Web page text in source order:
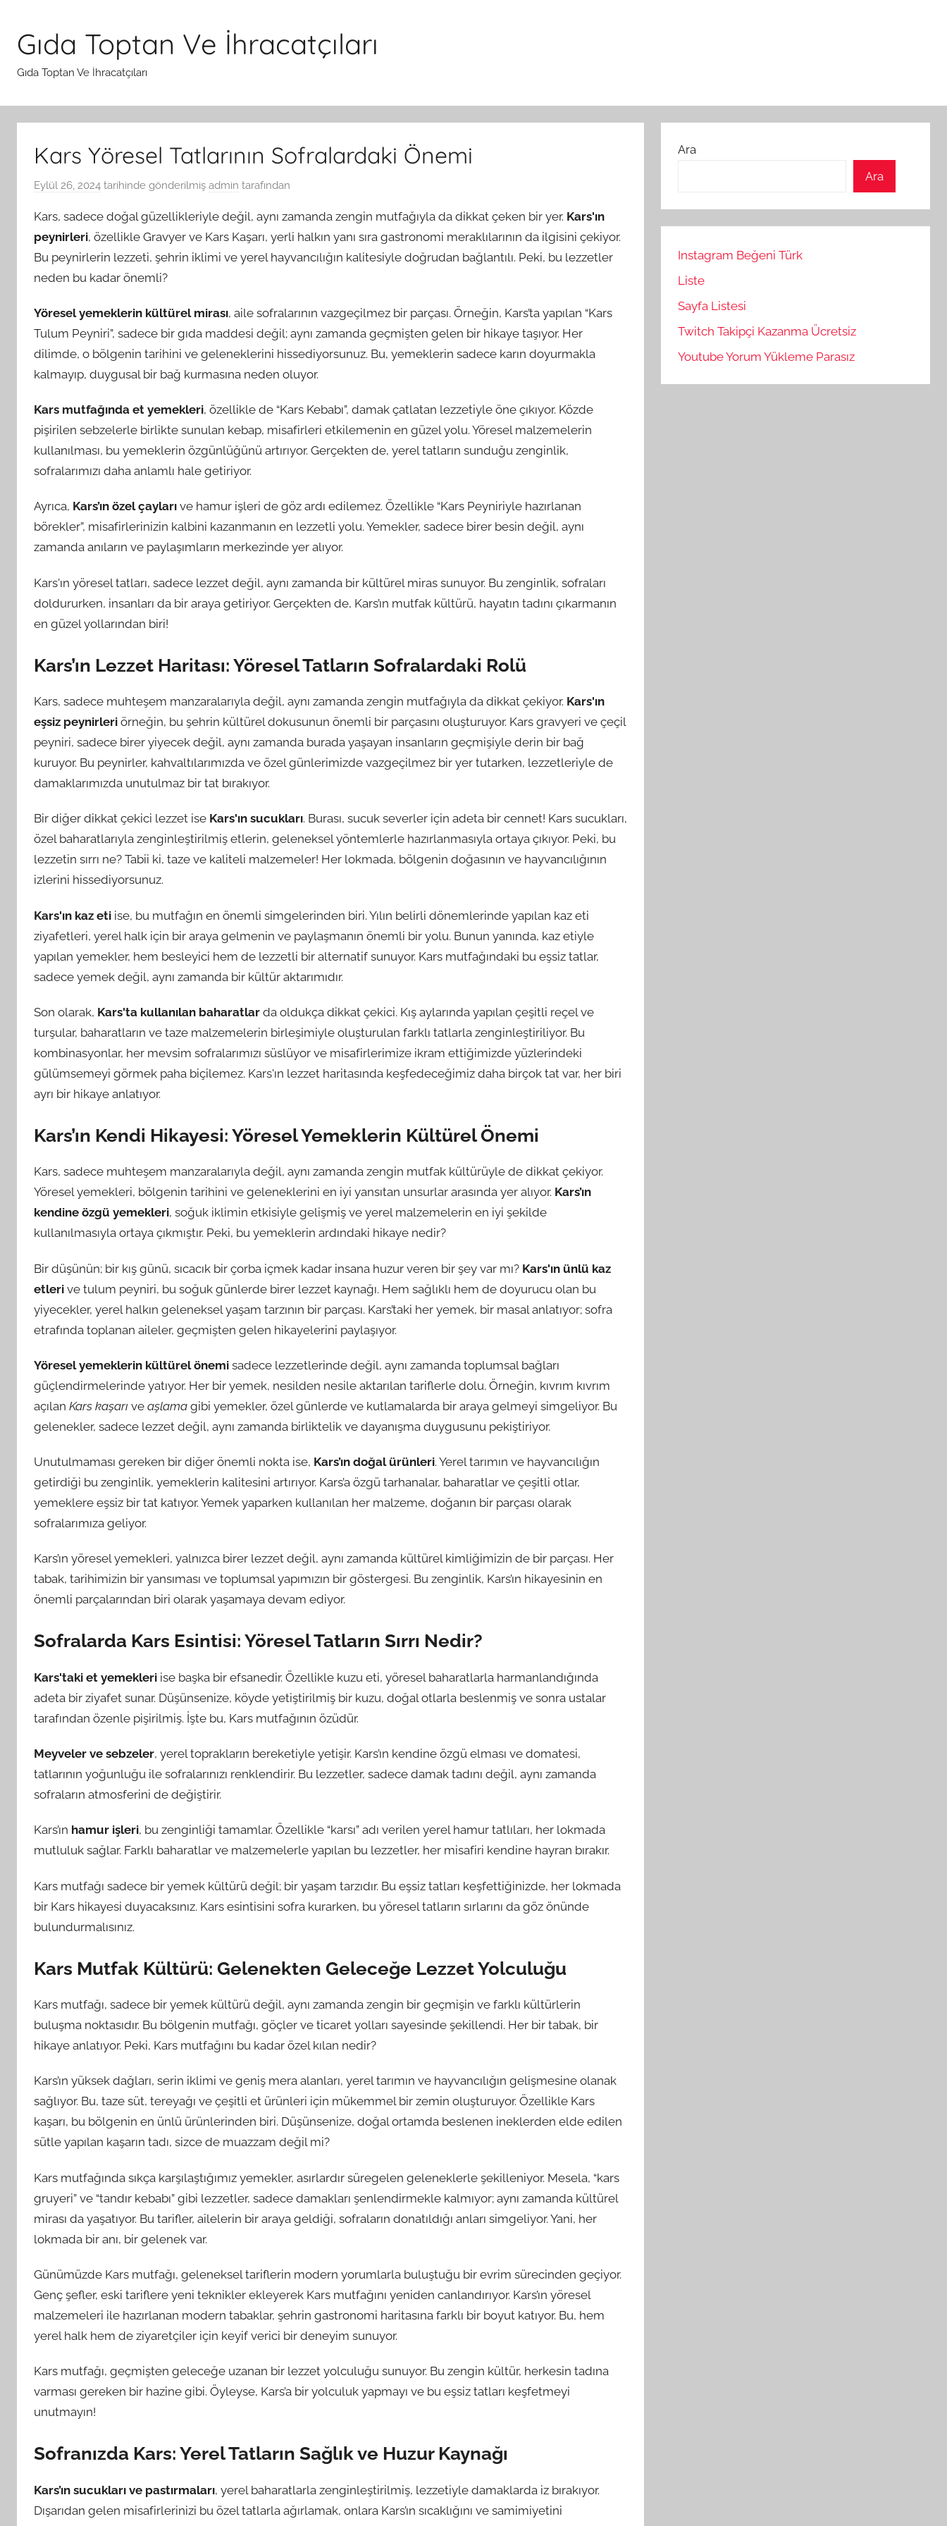
Gıda Toptan Ve İhracatçıları
Gıda Toptan Ve İhracatçıları
Kars Yöresel Tatlarının Sofralardaki Önemi
Eylül 26, 2024 tarihinde gönderilmiş admin tarafından
Kars, sadece doğal güzellikleriyle değil, aynı zamanda zengin mutfağıyla da dikkat çeken bir yer. Kars'ın
peynirleri, özellikle Gravyer ve Kars Kaşarı, yerli halkın yanı sıra gastronomi meraklılarının da ilgisini çekiyor.
Bu peynirlerin lezzeti, şehrin iklimi ve yerel hayvancılığın kalitesiyle doğrudan bağlantılı. Peki, bu lezzetler
neden bu kadar önemli?
Yöresel yemeklerin kültürel mirası, aile sofralarının vazgeçilmez bir parçası. Örneğin, Kars’ta yapılan “Kars
Tulum Peyniri”, sadece bir gıda maddesi değil; aynı zamanda geçmişten gelen bir hikaye taşıyor. Her
dilimde, o bölgenin tarihini ve geleneklerini hissediyorsunuz. Bu, yemeklerin sadece karın doyurmakla
kalmayıp, duygusal bir bağ kurmasına neden oluyor.
Kars mutfağında et yemekleri, özellikle de “Kars Kebabı”, damak çatlatan lezzetiyle öne çıkıyor. Közde
pişirilen sebzelerle birlikte sunulan kebap, misafirleri etkilemenin en güzel yolu. Yöresel malzemelerin
kullanılması, bu yemeklerin özgünlüğünü artırıyor. Gerçekten de, yerel tatların sunduğu zenginlik,
sofralarımızı daha anlamlı hale getiriyor.
Ayrıca, Kars’ın özel çayları ve hamur işleri de göz ardı edilemez. Özellikle “Kars Peyniriyle hazırlanan
börekler”, misafirlerinizin kalbini kazanmanın en lezzetli yolu. Yemekler, sadece birer besin değil, aynı
zamanda anıların ve paylaşımların merkezinde yer alıyor.
Kars'ın yöresel tatları, sadece lezzet değil, aynı zamanda bir kültürel miras sunuyor. Bu zenginlik, sofraları
doldururken, insanları da bir araya getiriyor. Gerçekten de, Kars’ın mutfak kültürü, hayatın tadını çıkarmanın
en güzel yollarından biri!
Kars’ın Lezzet Haritası: Yöresel Tatların Sofralardaki Rolü
Kars, sadece muhteşem manzaralarıyla değil, aynı zamanda zengin mutfağıyla da dikkat çekiyor. Kars'ın
eşsiz peynirleri örneğin, bu şehrin kültürel dokusunun önemli bir parçasını oluşturuyor. Kars gravyeri ve çeçil
peyniri, sadece birer yiyecek değil, aynı zamanda burada yaşayan insanların geçmişiyle derin bir bağ
kuruyor. Bu peynirler, kahvaltılarımızda ve özel günlerimizde vazgeçilmez bir yer tutarken, lezzetleriyle de
damaklarımızda unutulmaz bir tat bırakıyor.
Bir diğer dikkat çekici lezzet ise Kars'ın sucukları. Burası, sucuk severler için adeta bir cennet! Kars sucukları,
özel baharatlarıyla zenginleştirilmiş etlerin, geleneksel yöntemlerle hazırlanmasıyla ortaya çıkıyor. Peki, bu
lezzetin sırrı ne? Tabii ki, taze ve kaliteli malzemeler! Her lokmada, bölgenin doğasının ve hayvancılığının
izlerini hissediyorsunuz.
Kars'ın kaz eti ise, bu mutfağın en önemli simgelerinden biri. Yılın belirli dönemlerinde yapılan kaz eti
ziyafetleri, yerel halk için bir araya gelmenin ve paylaşmanın önemli bir yolu. Bunun yanında, kaz etiyle
yapılan yemekler, hem besleyici hem de lezzetli bir alternatif sunuyor. Kars mutfağındaki bu eşsiz tatlar,
sadece yemek değil, aynı zamanda bir kültür aktarımıdır.
Son olarak, Kars'ta kullanılan baharatlar da oldukça dikkat çekici. Kış aylarında yapılan çeşitli reçel ve
turşular, baharatların ve taze malzemelerin birleşimiyle oluşturulan farklı tatlarla zenginleştiriliyor. Bu
kombinasyonlar, her mevsim sofralarımızı süslüyor ve misafirlerimize ikram ettiğimizde yüzlerindeki
gülümsemeyi görmek paha biçilemez. Kars'ın lezzet haritasında keşfedeceğimiz daha birçok tat var, her biri
ayrı bir hikaye anlatıyor.
Kars’ın Kendi Hikayesi: Yöresel Yemeklerin Kültürel Önemi
Kars, sadece muhteşem manzaralarıyla değil, aynı zamanda zengin mutfak kültürüyle de dikkat çekiyor.
Yöresel yemekleri, bölgenin tarihini ve geleneklerini en iyi yansıtan unsurlar arasında yer alıyor. Kars’ın
kendine özgü yemekleri, soğuk iklimin etkisiyle gelişmiş ve yerel malzemelerin en iyi şekilde
kullanılmasıyla ortaya çıkmıştır. Peki, bu yemeklerin ardındaki hikaye nedir?
Bir düşünün; bir kış günü, sıcacık bir çorba içmek kadar insana huzur veren bir şey var mı? Kars'ın ünlü kaz
etleri ve tulum peyniri, bu soğuk günlerde birer lezzet kaynağı. Hem sağlıklı hem de doyurucu olan bu
yiyecekler, yerel halkın geleneksel yaşam tarzının bir parçası. Kars’taki her yemek, bir masal anlatıyor; sofra
etrafında toplanan aileler, geçmişten gelen hikayelerini paylaşıyor.
Yöresel yemeklerin kültürel önemi sadece lezzetlerinde değil, aynı zamanda toplumsal bağları
güçlendirmelerinde yatıyor. Her bir yemek, nesilden nesile aktarılan tariflerle dolu. Örneğin, kıvrım kıvrım
açılan Kars kaşarı ve aşlama gibi yemekler, özel günlerde ve kutlamalarda bir araya gelmeyi simgeliyor. Bu
gelenekler, sadece lezzet değil, aynı zamanda birliktelik ve dayanışma duygusunu pekiştiriyor.
Unutulmaması gereken bir diğer önemli nokta ise, Kars’ın doğal ürünleri. Yerel tarımın ve hayvancılığın
getirdiği bu zenginlik, yemeklerin kalitesini artırıyor. Kars’a özgü tarhanalar, baharatlar ve çeşitli otlar,
yemeklere eşsiz bir tat katıyor. Yemek yaparken kullanılan her malzeme, doğanın bir parçası olarak
sofralarımıza geliyor.
Kars’ın yöresel yemekleri, yalnızca birer lezzet değil, aynı zamanda kültürel kimliğimizin de bir parçası. Her
tabak, tarihimizin bir yansıması ve toplumsal yapımızın bir göstergesi. Bu zenginlik, Kars’ın hikayesinin en
önemli parçalarından biri olarak yaşamaya devam ediyor.
Sofralarda Kars Esintisi: Yöresel Tatların Sırrı Nedir?
Kars'taki et yemekleri ise başka bir efsanedir. Özellikle kuzu eti, yöresel baharatlarla harmanlandığında
adeta bir ziyafet sunar. Düşünsenize, köyde yetiştirilmiş bir kuzu, doğal otlarla beslenmiş ve sonra ustalar
tarafından özenle pişirilmiş. İşte bu, Kars mutfağının özüdür.
Meyveler ve sebzeler, yerel toprakların bereketiyle yetişir. Kars’ın kendine özgü elması ve domatesi,
tatlarının yoğunluğu ile sofralarınızı renklendirir. Bu lezzetler, sadece damak tadını değil, aynı zamanda
sofraların atmosferini de değiştirir.
Kars’ın hamur işleri, bu zenginliği tamamlar. Özellikle “karsı” adı verilen yerel hamur tatlıları, her lokmada
mutluluk sağlar. Farklı baharatlar ve malzemelerle yapılan bu lezzetler, her misafiri kendine hayran bırakır.
Kars mutfağı sadece bir yemek kültürü değil; bir yaşam tarzıdır. Bu eşsiz tatları keşfettiğinizde, her lokmada
bir Kars hikayesi duyacaksınız. Kars esintisini sofra kurarken, bu yöresel tatların sırlarını da göz önünde
bulundurmalısınız.
Kars Mutfak Kültürü: Gelenekten Geleceğe Lezzet Yolculuğu
Kars mutfağı, sadece bir yemek kültürü değil, aynı zamanda zengin bir geçmişin ve farklı kültürlerin
buluşma noktasıdır. Bu bölgenin mutfağı, göçler ve ticaret yolları sayesinde şekillendi. Her bir tabak, bir
hikaye anlatıyor. Peki, Kars mutfağını bu kadar özel kılan nedir?
Kars’ın yüksek dağları, serin iklimi ve geniş mera alanları, yerel tarımın ve hayvancılığın gelişmesine olanak
sağlıyor. Bu, taze süt, tereyağı ve çeşitli et ürünleri için mükemmel bir zemin oluşturuyor. Özellikle Kars
kaşarı, bu bölgenin en ünlü ürünlerinden biri. Düşünsenize, doğal ortamda beslenen ineklerden elde edilen
sütle yapılan kaşarın tadı, sizce de muazzam değil mi?
Kars mutfağında sıkça karşılaştığımız yemekler, asırlardır süregelen geleneklerle şekilleniyor. Mesela, “kars
gruyeri” ve “tandır kebabı” gibi lezzetler, sadece damakları şenlendirmekle kalmıyor; aynı zamanda kültürel
mirası da yaşatıyor. Bu tarifler, ailelerin bir araya geldiği, sofraların donatıldığı anları simgeliyor. Yani, her
lokmada bir anı, bir gelenek var.
Günümüzde Kars mutfağı, geleneksel tariflerin modern yorumlarla buluştuğu bir evrim sürecinden geçiyor.
Genç şefler, eski tariflere yeni teknikler ekleyerek Kars mutfağını yeniden canlandırıyor. Kars’ın yöresel
malzemeleri ile hazırlanan modern tabaklar, şehrin gastronomi haritasına farklı bir boyut katıyor. Bu, hem
yerel halk hem de ziyaretçiler için keyif verici bir deneyim sunuyor.
Kars mutfağı, geçmişten geleceğe uzanan bir lezzet yolculuğu sunuyor. Bu zengin kültür, herkesin tadına
varması gereken bir hazine gibi. Öyleyse, Kars’a bir yolculuk yapmayı ve bu eşsiz tatları keşfetmeyi
unutmayın!
Sofranızda Kars: Yerel Tatların Sağlık ve Huzur Kaynağı
Kars’ın sucukları ve pastırmaları, yerel baharatlarla zenginleştirilmiş, lezzetiyle damaklarda iz bırakıyor.
Dışarıdan gelen misafirlerinizi bu özel tatlarla ağırlamak, onlara Kars’ın sıcaklığını ve samimiyetini
Ara
Ara
Instagram Beğeni Türk
Liste
Sayfa Listesi
Twitch Takipçi Kazanma Ücretsiz
Youtube Yorum Yükleme Parasız